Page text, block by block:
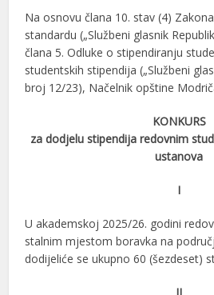
Na osnovu člana 10. stav (4)
standardu („Službeni glasnik
člana 5. Odluke o stipendiranju
studentskih stipendija („Službeni
broj 12/23), Načelnik opštine
KONKURS
za dodjelu stipendija redovnim
ustanova
I
U akademskoj 2025/26. godini
stalnim mjestom boravka na
dodijeliće se ukupno 60 (šezdeset)